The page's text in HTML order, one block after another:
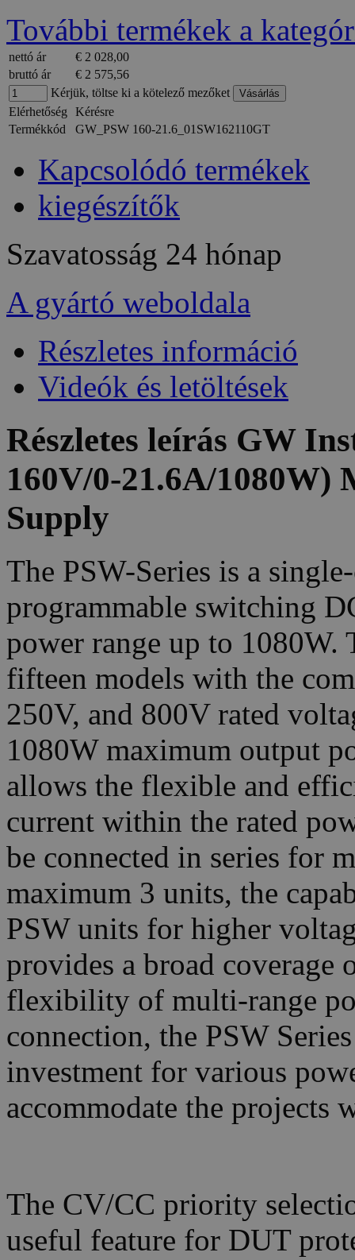
További termékek a
nettó ár
€ 2 028,00
bruttó ár
€ 2 575,56
Kérjük, töltse ki a kötelező mezőket
Elérhetőség Kérésre
Termékkód
GW_PSW 160-21.6_01SW162110GT
Kapcsolódó termékek
kiegészítők
Szavatosság 24 hónap
A gyártó weboldala
Részletes információ
Videók és letöltések
Részletes leírás GW
160V/0-21.6A/1080W)
Supply
The PSW-Series is a
programmable switching
power range up to 1080W.
fifteen models with the
250V, and 800V rated
1080W maximum output
allows the flexible and
current within the rated
be connected in series for
maximum 3 units, the
PSW units for higher
provides a broad
flexibility of multi-range
connection, the PSW
investment for various
accommodate the projects
The CV/CC priority
useful feature for DUT